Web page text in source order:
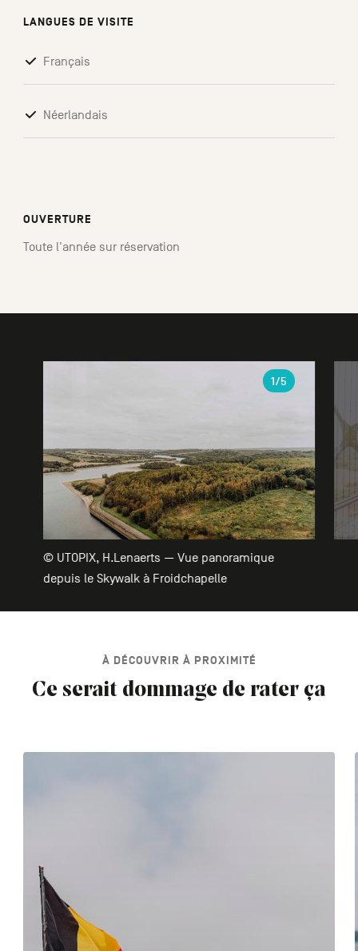
LANGUES DE VISITE
Français
Néerlandais
OUVERTURE
Toute l'année sur réservation
© UTOPIX, H.Lenaerts — Vue panoramique
depuis le Skywalk à Froidchapelle
1/5
À DÉCOUVRIR À PROXIMITÉ
Ce serait dommage de rater ça